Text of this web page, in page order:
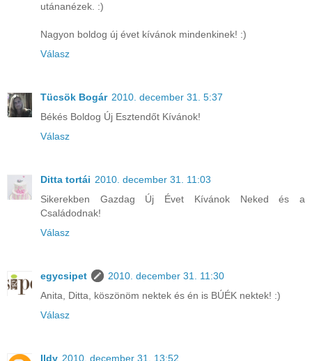
utánanézek. :)
Nagyon boldog új évet kívánok mindenkinek! :)
Válasz
Tücsök Bogár 2010. december 31. 5:37
Békés Boldog Új Esztendőt Kívánok!
Válasz
Ditta tortái 2010. december 31. 11:03
Sikerekben Gazdag Új Évet Kívánok Neked és a
Családodnak!
Válasz
egycsipet
2010. december 31. 11:30
Anita, Ditta, köszönöm nektek és én is BÚÉK nektek! :)
Válasz
Ildy 2010. december 31. 13:52